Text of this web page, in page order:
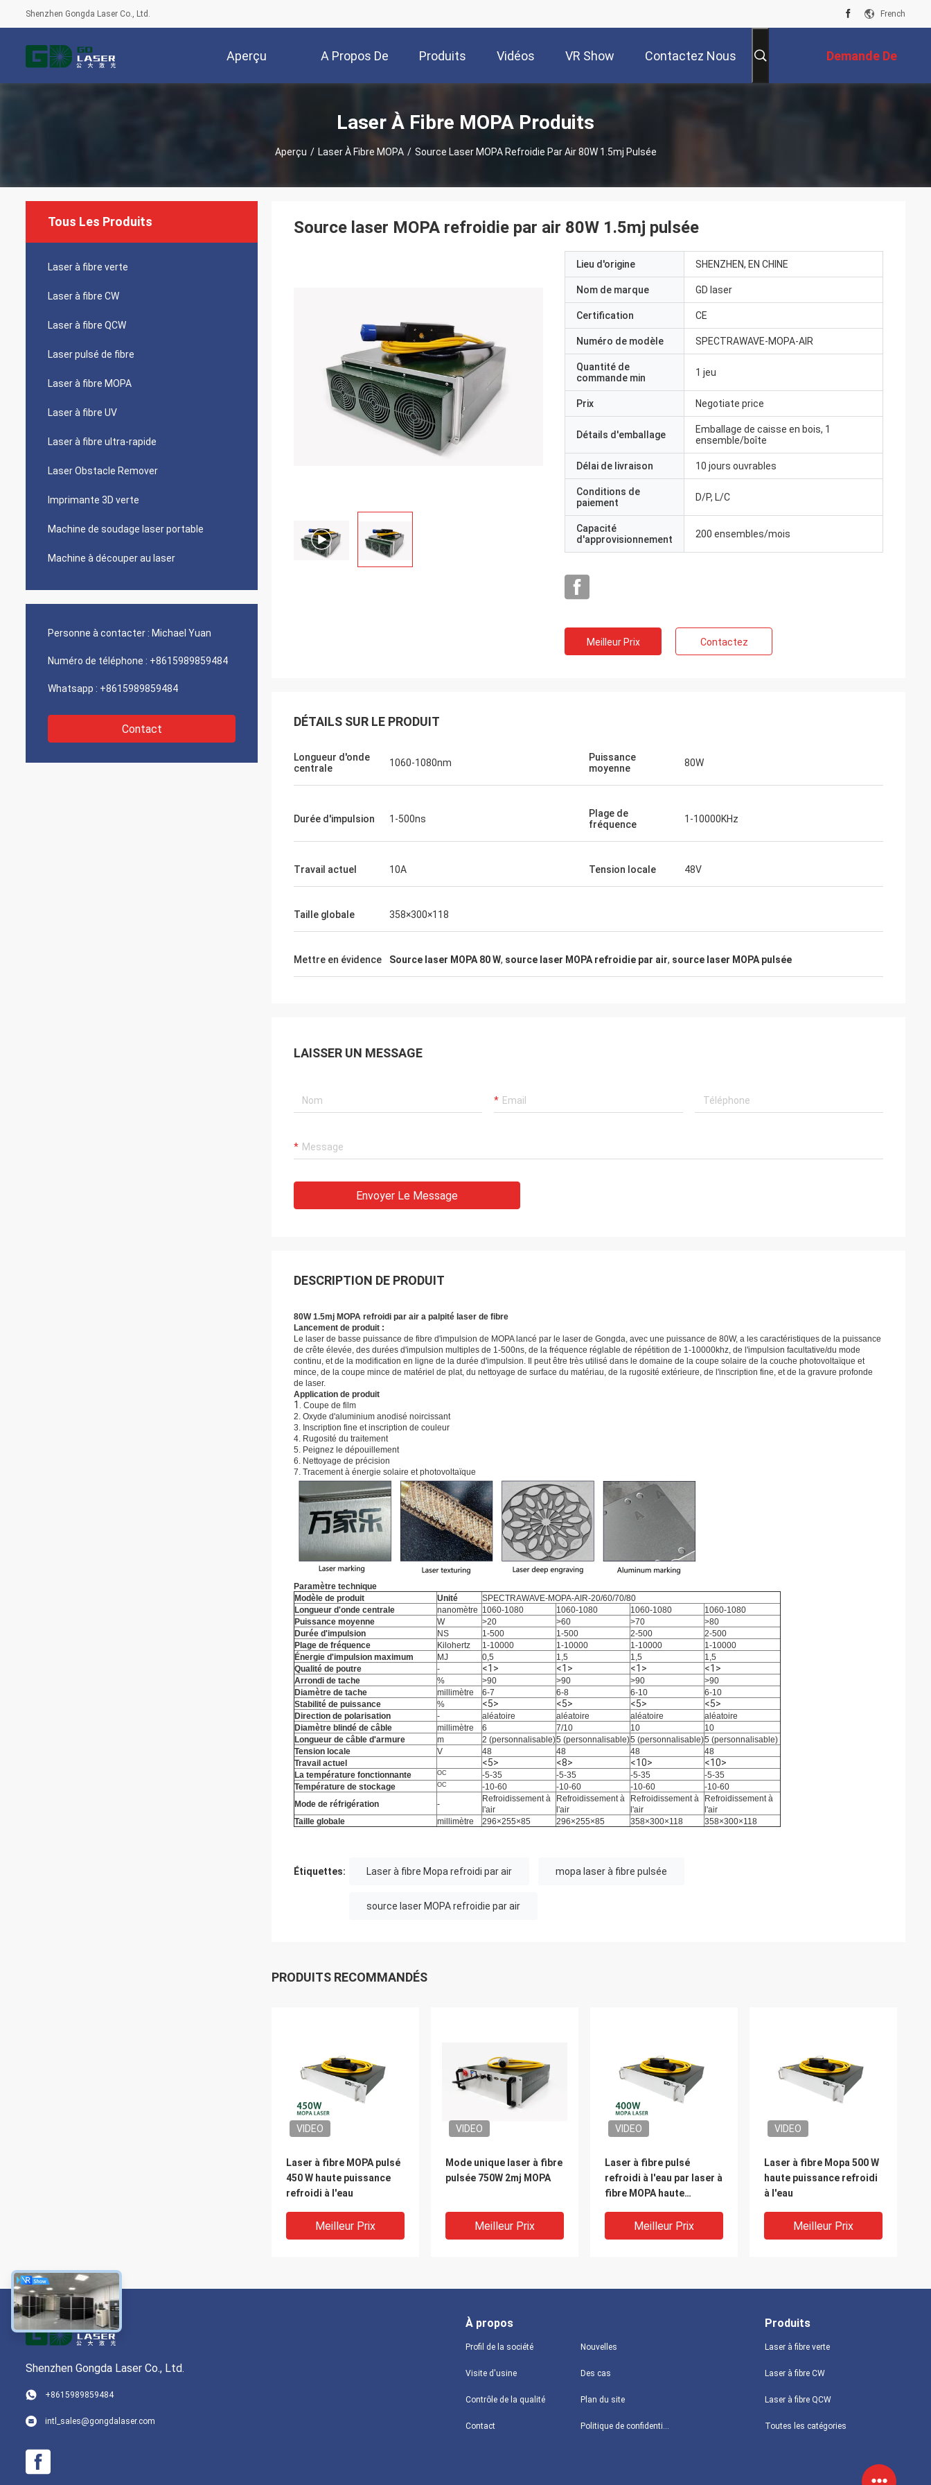
Shenzhen Gongda Laser Co., Ltd. French
Aperçu A Propos De Produits Vidéos VR Show Contactez Nous Demande De
Soumission
Laser À Fibre MOPA Produits
Aperçu / Laser À Fibre MOPA / Source Laser MOPA Refroidie Par Air 80W 1.5mj Pulsée
Tous Les Produits
Laser à fibre verte
Laser à fibre CW
Laser à fibre QCW
Laser pulsé de fibre
Laser à fibre MOPA
Laser à fibre UV
Laser à fibre ultra-rapide
Laser Obstacle Remover
Imprimante 3D verte
Machine de soudage laser portable
Machine à découper au laser
Personne à contacter : Michael Yuan
Numéro de téléphone : +8615989859484
Whatsapp : +8615989859484
Contact
Source laser MOPA refroidie par air 80W 1.5mj pulsée
Lieu d'origine SHENZHEN, EN CHINE
Nom de marque GD laser
Certification CE
Numéro de modèle SPECTRAWAVE-MOPA-AIR
Quantité de
commande min
1 jeu
Prix Negotiate price
Détails d'emballage
Emballage de caisse en bois, 1
ensemble/boîte
Délai de livraison 10 jours ouvrables
Conditions de
paiement
D/P, L/C
Capacité
d'approvisionnement
200 ensembles/mois
Meilleur Prix Contactez
DÉTAILS SUR LE PRODUIT
Longueur d'onde
centrale
1060-1080nm
Puissance
moyenne
80W
Durée d'impulsion 1-500ns
Plage de
fréquence
1-10000KHz
Travail actuel 10A Tension locale 48V
Taille globale 358×300×118
Mettre en évidence Source laser MOPA 80 W, source laser MOPA refroidie par air, source laser MOPA pulsée
LAISSER UN MESSAGE
Envoyer Le Message
DESCRIPTION DE PRODUIT
80W 1.5mj MOPA refroidi par air a palpité laser de fibre
Lancement de produit :
Le laser de basse puissance de fibre d'impulsion de MOPA lancé par le laser de Gongda, avec une puissance de 80W, a les caractéristiques de la puissance
de crête élevée, des durées d'impulsion multiples de 1-500ns, de la fréquence réglable de répétition de 1-10000khz, de l'impulsion facultative/du mode
continu, et de la modification en ligne de la durée d'impulsion. Il peut être très utilisé dans le domaine de la coupe solaire de la couche photovoltaïque et
mince, de la coupe mince de matériel de plat, du nettoyage de surface du matériau, de la rugosité extérieure, de l'inscription fine, et de la gravure profonde
de laser.
Application de produit
1. Coupe de film
2. Oxyde d'aluminium anodisé noircissant
3. Inscription fine et inscription de couleur
4. Rugosité du traitement
5. Peignez le dépouillement
6. Nettoyage de précision
7. Tracement à énergie solaire et photovoltaïque
Paramètre technique
Modèle de produit
Unité
SPECTRAWAVE-MOPA-AIR-20/60/70/80
Longueur d'onde centrale
nanomètre 1060-1080 1060-1080 1060-1080
1060-1080
Puissance moyenne
W >20 >60 >70
>80
Durée d'impulsion
NS 1-500 1-500 2-500
2-500
Plage de fréquence
Kilohertz 1-10000 1-10000 1-10000
1-10000
Énergie d'impulsion maximum
MJ 0,5 1,5 1,5
1,5
Qualité de poutre
- <1> <1> <1> <1>
Arrondi de tache % >90 >90 >90
>90
Diamètre de tache
millimètre 6-7 6-8 6-10
6-10
Stabilité de puissance
% <5> <5> <5> <5>
Direction de polarisation - aléatoire aléatoire aléatoire
aléatoire
Diamètre blindé de câble
millimètre 6 7/10 10
10
Longueur de câble d'armure
m 2 (personnalisable)5 (personnalisable)5 (personnalisable)5 (personnalisable)
Tension locale
V 48 48 48
48
Travail actuel
<5> <8> <10> <10>
La température fonctionnante OC -5-35 -5-35 -5-35
-5-35
Température de stockage
OC -10-60 -10-60 -10-60
-10-60
Mode de réfrigération
-
Refroidissement à
l'air
Refroidissement à
l'air
Refroidissement à
l'air
Refroidissement à
l'air
Taille globale
millimètre 296×255×85 296×255×85 358×300×118 358×300×118
Étiquettes: Laser à fibre Mopa refroidi par air mopa laser à fibre pulsée
source laser MOPA refroidie par air
PRODUITS RECOMMANDÉS
VIDEO
Laser à fibre MOPA pulsé
450 W haute puissance
refroidi à l'eau
Meilleur Prix
VIDEO
Mode unique laser à fibre
pulsée 750W 2mj MOPA
Meilleur Prix
VIDEO
Laser à fibre pulsé
refroidi à l'eau par laser à
fibre MOPA haute
Meilleur Prix
VIDEO
Laser à fibre Mopa 500 W
haute puissance refroidi
à l'eau
Meilleur Prix
Machine de marquage
Puissance élevée de
Laser à fibre Mopa 120W
Shenzhen Gongda Laser Co., Ltd.
+8615989859484
intl_sales@gongdalaser.com
À propos
Profil de la société
Visite d'usine
Contrôle de la qualité
Contact
Nouvelles
Des cas
Plan du site
Politique de confidentialité
Produits
Laser à fibre verte
Laser à fibre CW
Laser à fibre QCW
Toutes les catégories